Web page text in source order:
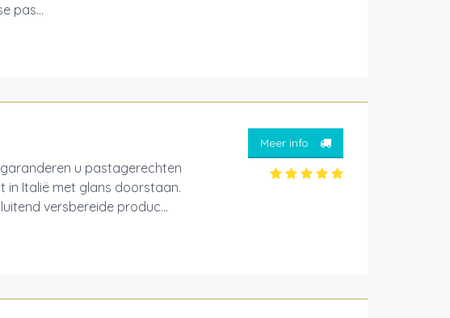
pas...
u pastagerechten
in Italië met glans doorstaan.
versbereide produc...
Meer info